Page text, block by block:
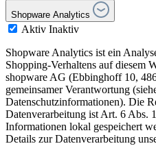
Shopware Analytics
Aktiv Inaktiv
Shopware Analytics ist ein
Shopping-Verhaltens auf diesem
shopware AG (Ebbinghoff 10,
gemeinsamer Verantwortung
Datenschutzinformationen). Die
Datenverarbeitung ist Art. 6 Abs.
Informationen lokal gespeichert
Details zur Datenverarbeitung